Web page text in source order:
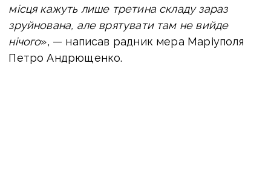
місця кажуть лише третина складу зараз
зруйнована, але врятувати там не вийде
нічого», — написав радник мера Маріуполя
Петро Андрющенко.